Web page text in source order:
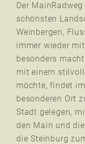
Der
schönsten
Weinbergen,
immer wieder
besonders
mit einem
möchte, findet im
besonderen Ort
Stadt gelegen,
den Main und
die Steinburg